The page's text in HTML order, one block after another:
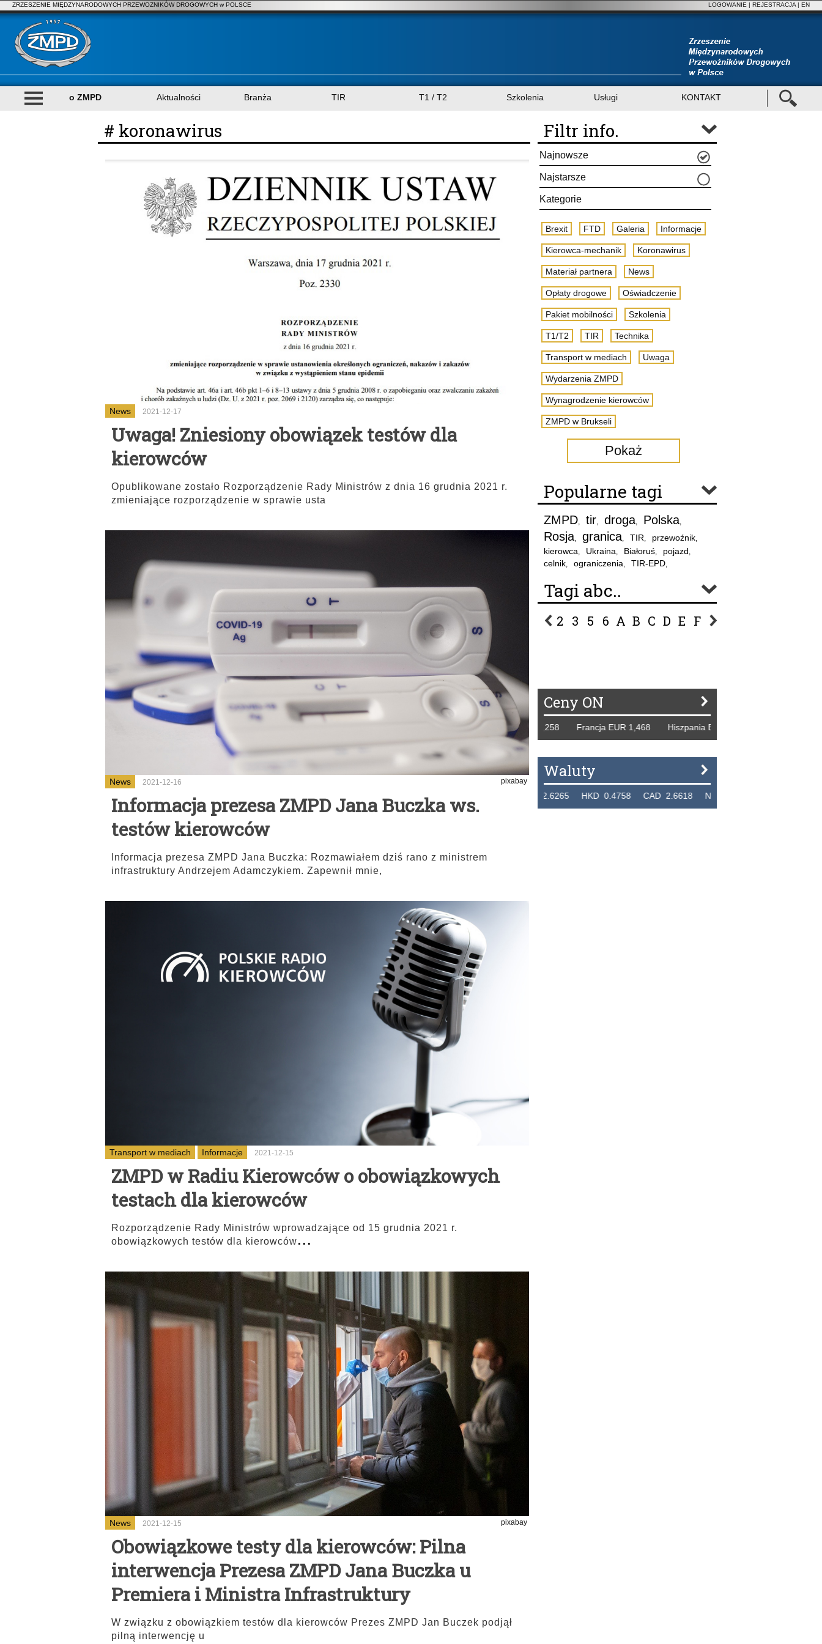
ZRZESZENIE MIĘDZYNARODOWYCH PRZEWOZNIKÓW DROGOWYCH w POLSCE LOGOWANIE | REJESTRACJA | EN
o ZMPD Aktualności Branża TIR T1 / T2 Szkolenia Usługi KONTAKT
# koronawirus
News 2021-12-17
Uwaga! Zniesiony obowiązek testów dla
kierowców
Opublikowane zostało Rozporządzenie Rady Ministrów z dnia 16 grudnia 2021 r.
zmieniające rozporządzenie w sprawie usta
News 2021-12-16 pixabay
Informacja prezesa ZMPD Jana Buczka ws.
testów kierowców
Informacja prezesa ZMPD Jana Buczka: Rozmawiałem dziś rano z ministrem
infrastruktury Andrzejem Adamczykiem. Zapewnił mnie,
Transport w mediach Informacje 2021-12-15
ZMPD w Radiu Kierowców o obowiązkowych
testach dla kierowców
Rozporządzenie Rady Ministrów wprowadzające od 15 grudnia 2021 r.
obowiązkowych testów dla kierowców...
News 2021-12-15 pixabay
Obowiązkowe testy dla kierowców: Pilna
interwencja Prezesa ZMPD Jana Buczka u
Premiera i Ministra Infrastruktury
W związku z obowiązkiem testów dla kierowców Prezes ZMPD Jan Buczek podjął
pilną interwencję u
Filtr info.
Najnowsze
Najstarsze
Kategorie
Brexit FTD Galeria Informacje
Kierowca-mechanik Koronawirus
Materiał partnera News
Opłaty drogowe Oświadczenie
Pakiet mobilności Szkolenia
T1/T2 TIR Technika
Transport w mediach Uwaga
Wydarzenia ZMPD
Wynagrodzenie kierowców
ZMPD w Brukseli
Pokaż
Popularne tagi
ZMPD, tir, droga, Polska,
Rosja, granica, TIR, przewoźnik,
kierowca, Ukraina, Białoruś, pojazd,
celnik, ograniczenia, TIR-EPD,
Tagi abc..
2 3 5 6 A B C D E F G
Ceny ON
Tydzień 42/2019 r. Niemcy EUR 1,258 Francja EUR 1,468 Hiszpania EUR 1,229 WB GBP 1,318
Waluty
THB 0.1129 USD 3.7324 AUD 2.6265 HKD 0.4758 CAD 2.6618 NZD 2.1914 SGD 2.9123